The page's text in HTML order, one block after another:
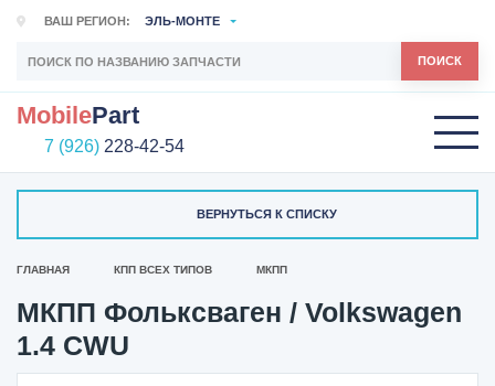
ВАШ РЕГИОН: ЭЛЬ-МОНТЕ
ПОИСК
MobilePart
7 (926) 228-42-54
ВЕРНУТЬСЯ К СПИСКУ
ГЛАВНАЯ КПП ВСЕХ ТИПОВ МКПП
МКПП Фольксваген / Volkswagen
1.4 CWU